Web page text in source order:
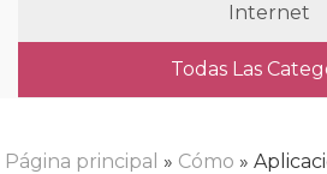
Internet
Todas Las
Página principal » Cómo »